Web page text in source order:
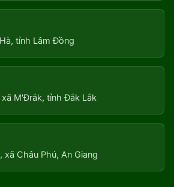
tỉnh Lâm Đồng
M'Đrắk, tỉnh Đắk Lắk
xã Châu Phú, An Giang